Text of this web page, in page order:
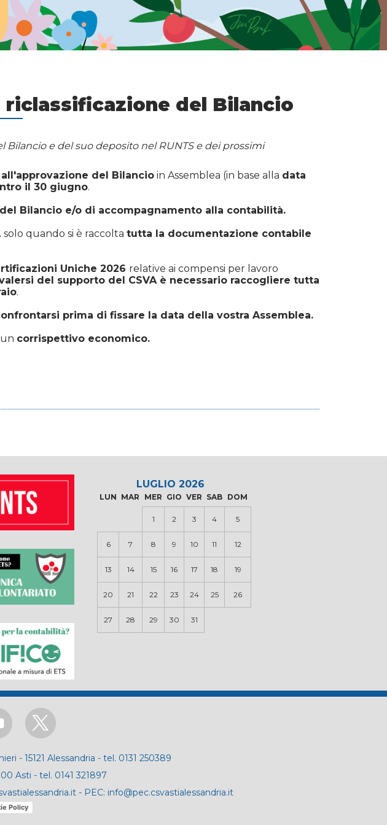
riclassificazione del Bilancio
Bilancio e del suo deposito nel RUNTS e dei prossimi
all'approvazione del Bilancio in Assemblea (in base alla data
il 30 giugno.
Bilancio e/o di accompagnamento alla contabilità.
solo quando si è raccolta tutta la documentazione contabile
Uniche 2026 relative ai compensi per lavoro
del supporto del CSVA è necessario raccogliere tutta
.
prima di fissare la data della vostra Assemblea.
corrispettivo economico.
LUGLIO 2026
LUN MAR MER GIO VER SAB DOM
1 2 3 4 5
6 7 8 9 10 11 12
13 14 15 16 17 18 19
20 21 22 23 24 25 26
27 28 29 30 31
- 15121 Alessandria - tel. 0131 250389
Asti - tel. 0141 321897
- PEC: info@pec.csvastialessandria.it
Policy